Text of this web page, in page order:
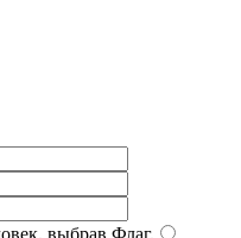
выбрав Флаг.